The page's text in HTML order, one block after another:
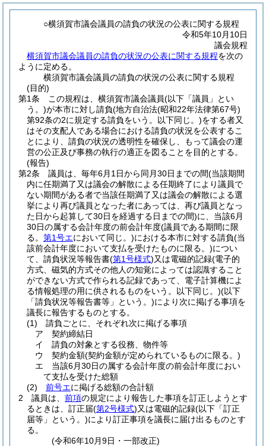
○横須賀市議会議員の請負の状況の公表に関する規程
令和5年10月10日
議会規程
横須賀市議会議員の請負の状況の公表に関する規程を次の
ように定める。
横須賀市議会議員の請負の状況の公表に関する規程
(目的)
第1条
この規程は、横須賀市議会議員(以下「議員」とい
う。)が本市に対し請負(地方自治法(昭和22年法律第67号)
第92条の2に規定する請負をいう。以下同じ。)をする者又
はその支配人である場合における請負の状況を公表するこ
とにより、請負の状況の透明性を確保し、もって議会の運
営の公正及び事務の執行の適正を図ることを目的とする。
(報告)
第2条
議員は、毎年6月1日から同月30日までの間(当該期間
内に任期満了又は議会の解散による任期終了により議員で
ない期間がある者で当該任期満了又は議会の解散による選
挙により再び議員となった者にあっては、再び議員となっ
た日から起算して30日を経過する日までの間)に、当該6月
30日の属する会計年度の前会計年度(議員である期間に限
る。 第1号エにおいて同じ。)における本市に対する請負(当
該前会計年度において支払を受けたものに限る。)につい
て、請負状況等報告書(第1号様式)又は電磁的記録(電子的
方式、磁気的方式その他人の知覚によっては認識すること
ができない方式で作られる記録であって、電子計算機によ
る情報処理の用に供されるものをいう。以下同じ。)(以下
「請負状況等報告書等」という。)により次に掲げる事項を
議長に報告するものとする。
(1)
請負ごとに、それぞれ次に掲げる事項
ア
契約締結日
イ
請負の対象とする役務、物件等
ウ
契約金額(契約金額が定められているものに限る。)
エ
当該6月30日の属する会計年度の前会計年度におい
て支払を受けた総額
(2)
前号エに掲げる総額の合計額
2
議員は、 前項の規定により報告した事項を訂正しようとす
るときは、訂正届(第2号様式)又は電磁的記録(以下「訂正
届等」という。)により訂正事項を議長に届け出るものとす
る。
(令和6年10月9日・一部改正)